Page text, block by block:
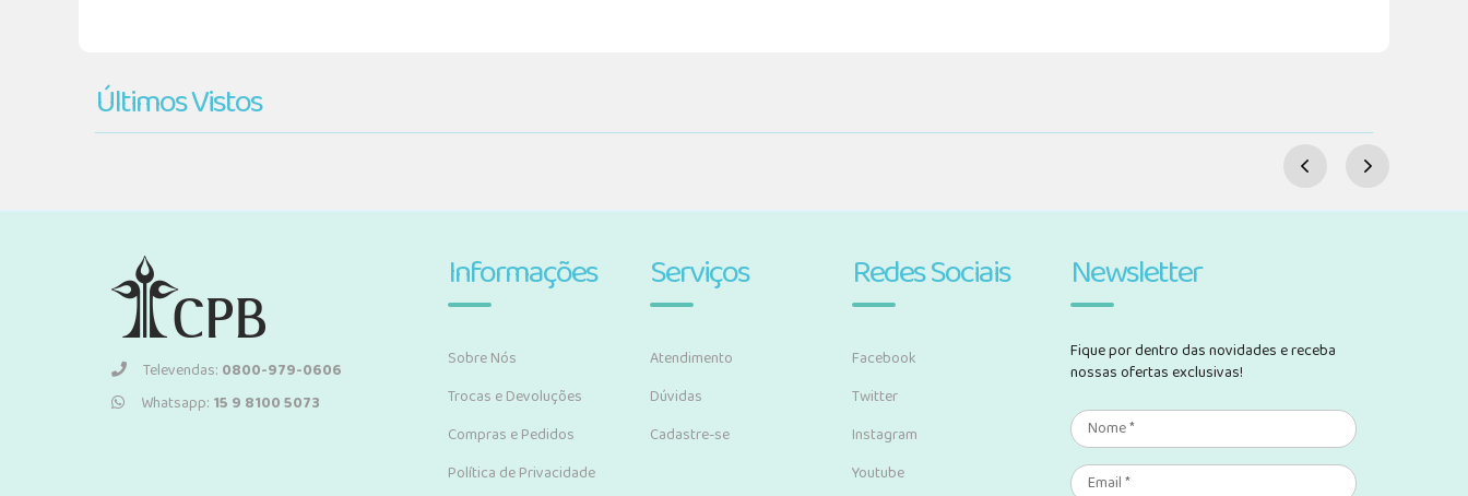
Últimos Vistos
Televendas: 0800-979-0606
Whatsapp: 15 9 8100 5073
Informações
Sobre Nós
Trocas e Devoluções
Compras e Pedidos
Política de Privacidade
Serviços
Atendimento
Dúvidas
Cadastre-se
Redes Sociais
Facebook
Twitter
Instagram
Youtube
Newsletter
Fique por dentro das novidades e receba
nossas ofertas exclusivas!